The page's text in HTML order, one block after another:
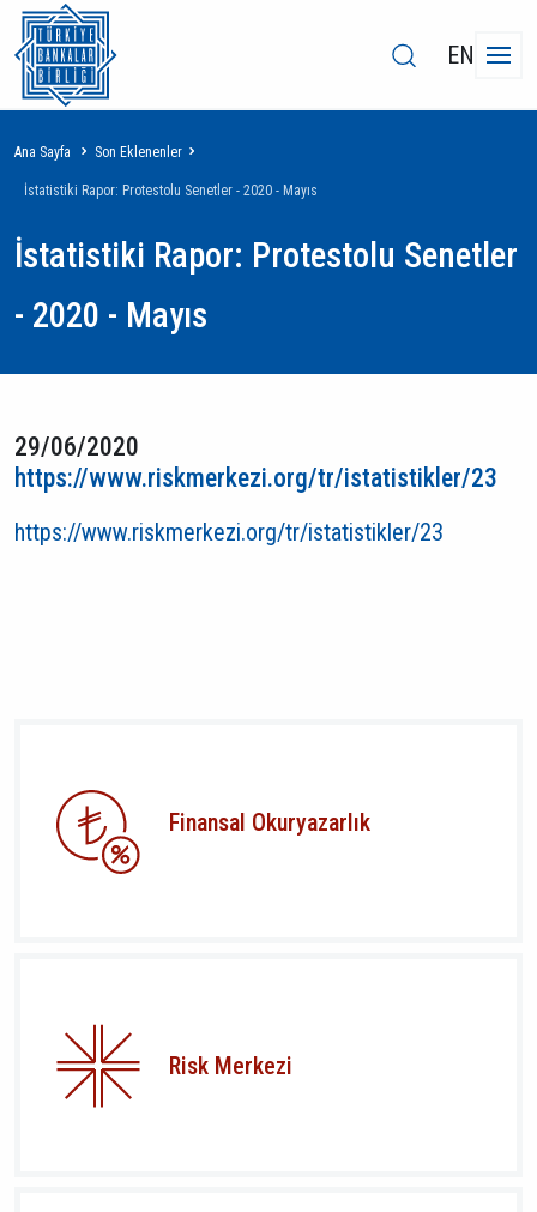
EN
Sayfa
yolu
Ana Sayfa Son Eklenenler
İstatistiki Rapor: Protestolu Senetler - 2020 - Mayıs
İstatistiki Rapor: Protestolu Senetler
- 2020 - Mayıs
29/06/2020
https://www.riskmerkezi.org/tr/istatistikler/23
https://www.riskmerkezi.org/tr/istatistikler/23
Finansal Okuryazarlık
Risk Merkezi